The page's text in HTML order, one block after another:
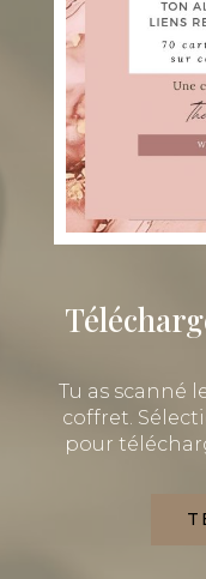
Tu as scanné
coffret.
pour